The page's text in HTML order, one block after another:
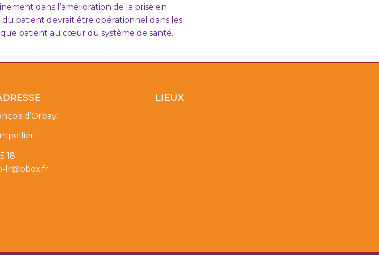
dans l’amélioration de la prise en
patient devrait être opérationnel dans les
patient au cœur du système de santé.
d’Orbay,
18
lr@bbox.fr
LIEUX